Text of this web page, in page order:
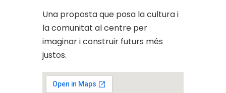
Una proposta que posa la cultura i
la comunitat al centre per
imaginar i construir futurs més
justos.